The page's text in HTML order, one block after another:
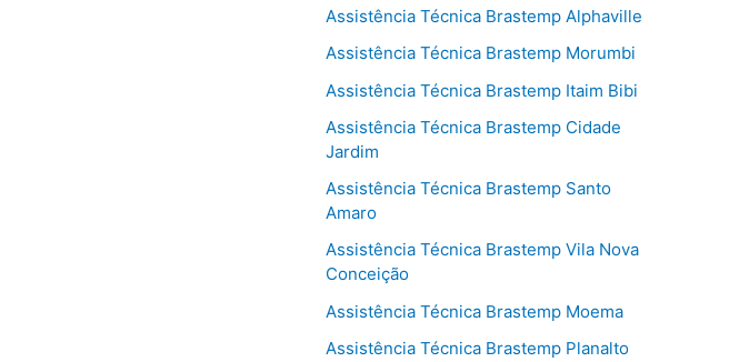
Assistência Técnica Brastemp Alphaville
Assistência Técnica Brastemp Morumbi
Assistência Técnica Brastemp Itaim Bibi
Assistência Técnica Brastemp Cidade
Jardim
Assistência Técnica Brastemp Santo
Amaro
Assistência Técnica Brastemp Vila Nova
Conceição
Assistência Técnica Brastemp Moema
Assistência Técnica Brastemp Planalto